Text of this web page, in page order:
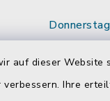
auf dieser
Ihre
vorab